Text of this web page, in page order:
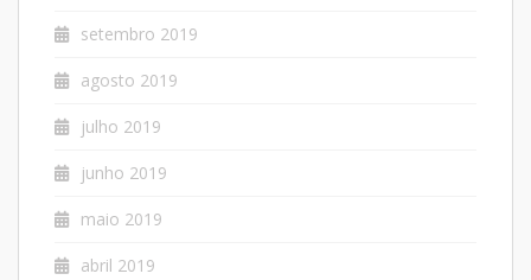
setembro 2019
agosto 2019
julho 2019
junho 2019
maio 2019
abril 2019